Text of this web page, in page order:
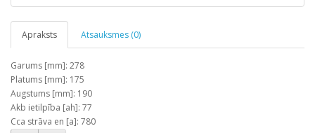
Apraksts Atsauksmes (0)
Garums [mm]: 278
Platums [mm]: 175
Augstums [mm]: 190
Akb ietilpība [ah]: 77
Cca strāva en [a]: 780